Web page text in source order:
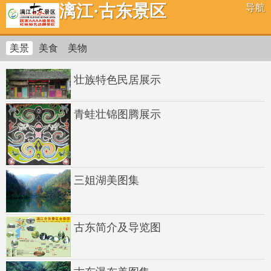
漓江·古东景区 导航
美景 美食 美物
壮族特色民居展示
青蛙壮锦图腾展示
三姐湖美图集
古东简介及导览图